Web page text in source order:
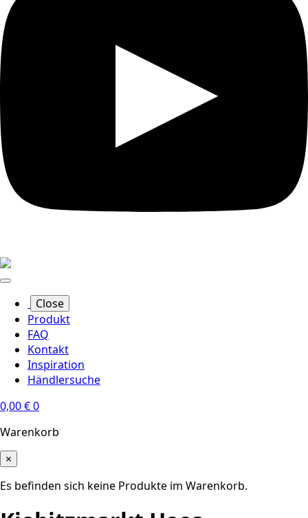
Close
Produkt
FAQ
Kontakt
Inspiration
Händlersuche
0,00€0
Warenkorb
×
Es befinden sich keine Produkte im Warenkorb.